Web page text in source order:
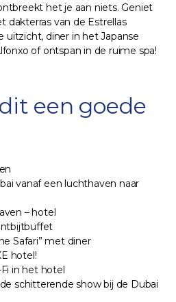
het je aan niets. Geniet
dakterras van de Estrellas
uitzicht, diner in het Japanse
of ontspan in de ruime spa!
een goede
vanaf een luchthaven naar
– hotel
Safari” met diner
hotel!
in het hotel
schitterende show bij de Dubai